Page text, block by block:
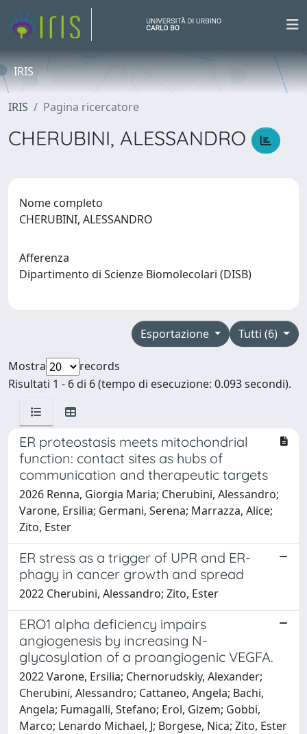
IRIS
IRIS Pagina ricercatore
CHERUBINI, ALESSANDRO
Nome completo
CHERUBINI, ALESSANDRO
Afferenza
Dipartimento di Scienze Biomolecolari (DISB)
Tutti (6)
Esportazione
Mostra
records
Risultati 1 - 6 di 6 (tempo di esecuzione: 0.093 secondi).
ER proteostasis meets mitochondrial
function: contact sites as hubs of
communication and therapeutic targets
2026 Renna, Giorgia Maria; Cherubini, Alessandro;
Varone, Ersilia; Germani, Serena; Marrazza, Alice;
Zito, Ester
ER stress as a trigger of UPR and ER-
phagy in cancer growth and spread
2022 Cherubini, Alessandro; Zito, Ester
ERO1 alpha deficiency impairs
angiogenesis by increasing N-
glycosylation of a proangiogenic VEGFA.
2022 Varone, Ersilia; Chernorudskiy, Alexander;
Cherubini, Alessandro; Cattaneo, Angela; Bachi,
Angela; Fumagalli, Stefano; Erol, Gizem; Gobbi,
Marco; Lenardo Michael, J; Borgese, Nica; Zito, Ester